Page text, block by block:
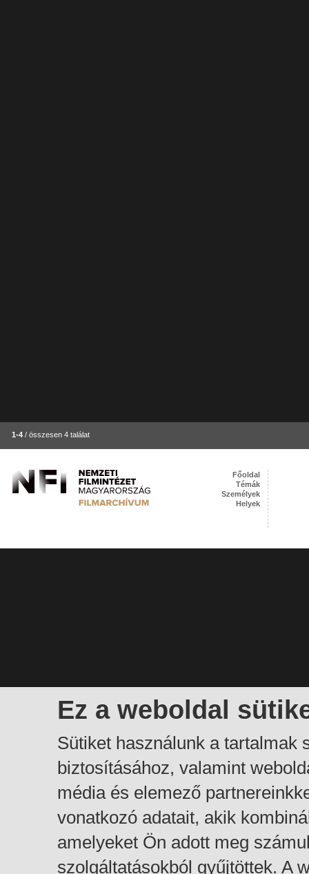
1-4 / összesen 4 találat
Ez a weboldal
Sütiket használunk a tartalmak
biztosításához, valamint
média és elemező
vonatkozó adatait, akik
amelyeket Ön adott meg
szolgáltatásokból gyűjtöttek. A
Főoldal
Témák
Személyek
Helyek